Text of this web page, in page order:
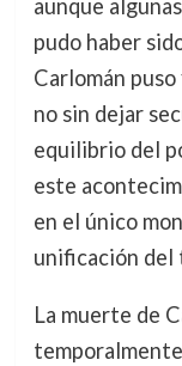
aunque
pudo haber
Carlomán
no sin dejar
equilibrio del
este
en el único
unificación
La muerte de